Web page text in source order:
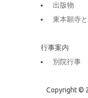
出版物
東本願寺
行事案内
別院行事
Copyright ©